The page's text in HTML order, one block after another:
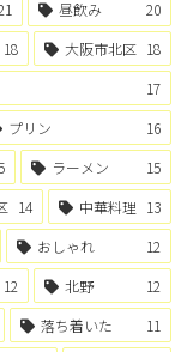
昼飲み
20
18 大阪市北区 18
17
プリン
16
ラーメン
15
14 中華料理 13
おしゃれ
12
12 北野
12
落ち着いた
11